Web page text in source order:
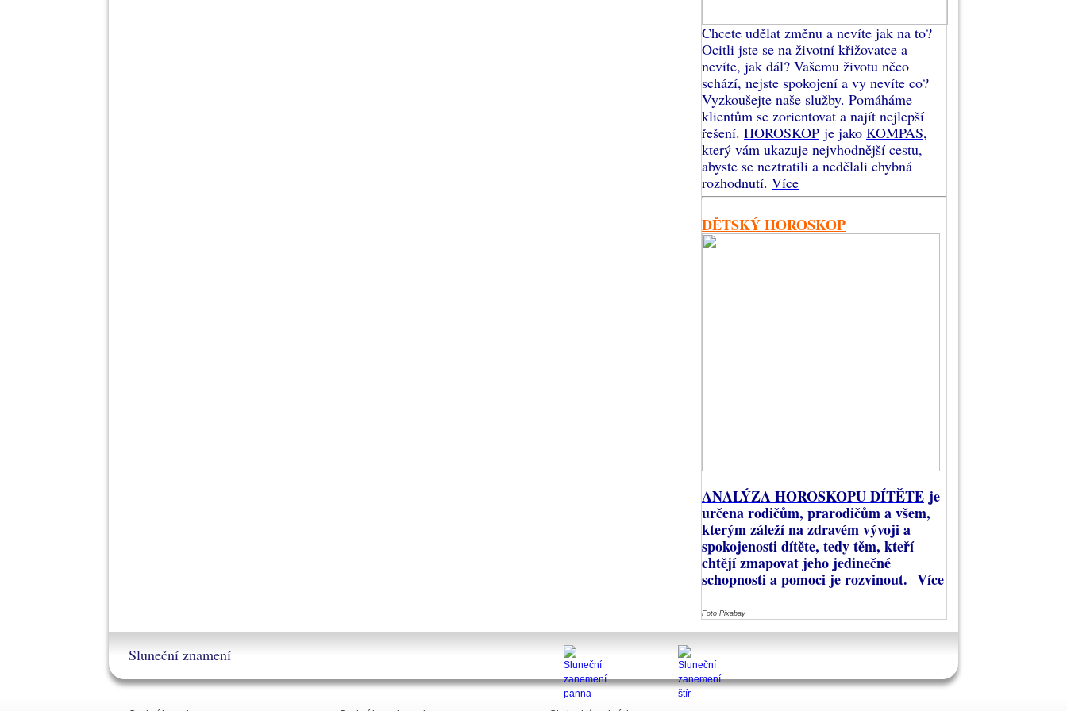
Chcete udělat změnu a nevíte jak na to?
Ocitli jste se na životní křižovatce a
nevíte, jak dál? Vašemu životu něco
schází, nejste spokojení a vy nevíte co?
Vyzkoušejte naše služby. Pomáháme
klientům se zorientovat a najít nejlepší
řešení. HOROSKOP je jako KOMPAS,
který vám ukazuje nejvhodnější cestu,
abyste se neztratili a nedělali chybná
rozhodnutí. Více
DĚTSKÝ HOROSKOP
ANALÝZA HOROSKOPU DÍTĚTE je
určena rodičům, prarodičům a všem,
kterým záleží na zdravém vývoji a
spokojenosti dítěte, tedy těm, kteří
chtějí zmapovat jeho jedinečné
schopnosti a pomoci je rozvinout. Více
Foto Pixabay
Sluneční znamení